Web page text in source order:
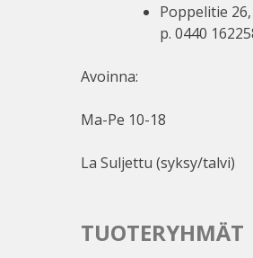
Poppelitie
p. 0440
Avoinna:
Ma-Pe 10-18
La Suljettu (syksy/talvi)
TUOTERYHMÄT